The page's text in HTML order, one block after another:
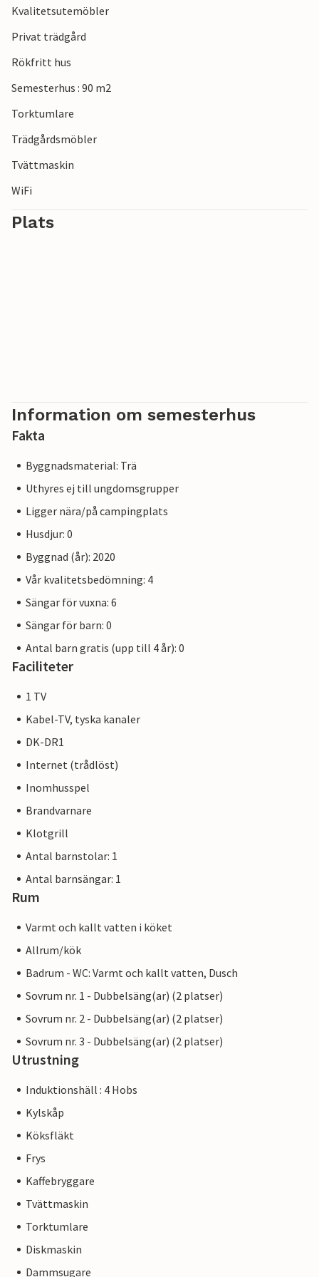
(information om tillgänglighet finns på campingplatsens
webbplats) Utomhuspool, minigolf, biljardbord,
Kvalitetsutemöbler
Privat trädgård
Rökfritt hus
Semesterhus : 90 m2
Torktumlare
Trädgårdsmöbler
Tvättmaskin
WiFi
Plats
Information om semesterhus
Fakta
Byggnadsmaterial: Trä
Uthyres ej till ungdomsgrupper
Ligger nära/på campingplats
Husdjur: 0
Byggnad (år): 2020
Vår kvalitetsbedömning: 4
Sängar för vuxna: 6
Sängar för barn: 0
Antal barn gratis (upp till 4 år): 0
Faciliteter
1 TV
Kabel-TV, tyska kanaler
DK-DR1
Internet (trådlöst)
Inomhusspel
Brandvarnare
Klotgrill
Antal barnstolar: 1
Antal barnsängar: 1
Rum
Varmt och kallt vatten i köket
Allrum/kök
Badrum - WC: Varmt och kallt vatten, Dusch
Sovrum nr. 1 - Dubbelsäng(ar) (2 platser)
Sovrum nr. 2 - Dubbelsäng(ar) (2 platser)
Sovrum nr. 3 - Dubbelsäng(ar) (2 platser)
Utrustning
Induktionshäll : 4 Hobs
Kylskåp
Köksfläkt
Frys
Kaffebryggare
Tvättmaskin
Torktumlare
Diskmaskin
Dammsugare